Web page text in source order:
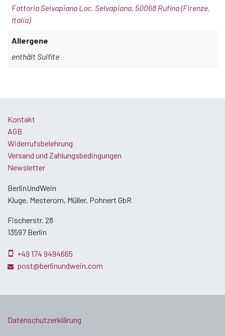
Fattoria Selvapiana Loc. Selvapiana, 50068 Rufina (Firenze,
Italia)
Allergene
enthält Sulfite
Kontakt
AGB
Widerrufsbelehrung
Versand und Zahlungsbedingungen
Newsletter
BerlinUndWein
Kluge, Mesterom, Müller, Pohnert GbR
Fischerstr. 28
13597 Berlin
+49 174 9494665
post@berlinundwein.com
Datenschutzerklärung